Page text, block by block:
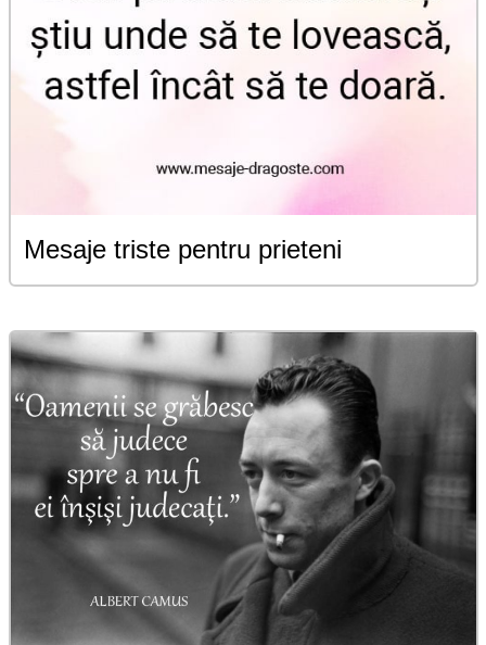
Mesaje triste pentru prieteni